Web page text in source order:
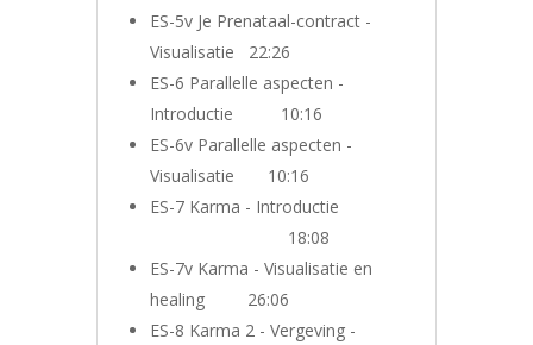
ES-5v Je Prenataal-contract -
Visualisatie 22:26
ES-6 Parallelle aspecten -
Introductie 10:16
ES-6v Parallelle aspecten -
Visualisatie 10:16
ES-7 Karma - Introductie
18:08
ES-7v Karma - Visualisatie en
healing 26:06
ES-8 Karma 2 - Vergeving -